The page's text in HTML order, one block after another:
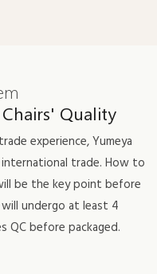
Quality
experience, Yumeya
trade. How to
be the key point before
undergo at least 4
QC before packaged.